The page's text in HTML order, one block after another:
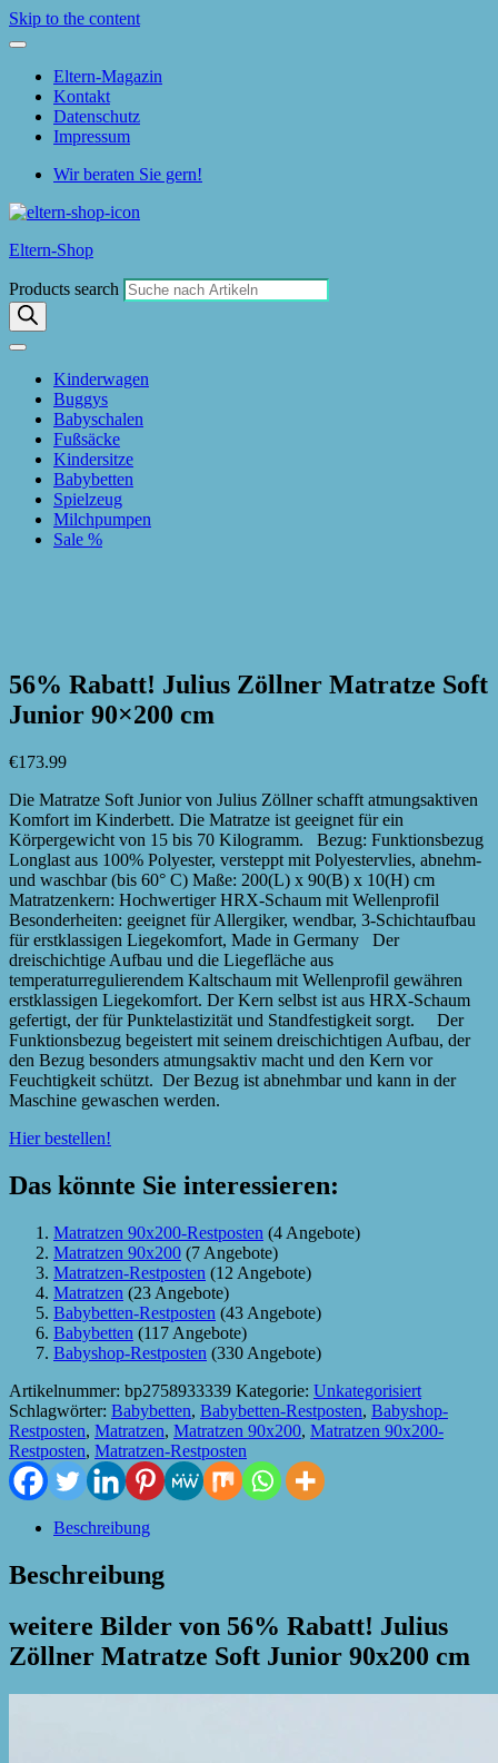
Skip to the content
Eltern-Magazin
Kontakt
Datenschutz
Impressum
Wir beraten Sie gern!
Eltern-Shop
Products search
Kinderwagen
Buggys
Babyschalen
Fußsäcke
Kindersitze
Babybetten
Spielzeug
Milchpumpen
Sale %
56% Rabatt! Julius Zöllner Matratze Soft
Junior 90×200 cm
€173.99
Die Matratze Soft Junior von Julius Zöllner schafft atmungsaktiven
Komfort im Kinderbett. Die Matratze ist geeignet für ein
Körpergewicht von 15 bis 70 Kilogramm. Bezug: Funktionsbezug
Longlast aus 100% Polyester, versteppt mit Polyestervlies, abnehm-
und waschbar (bis 60° C) Maße: 200(L) x 90(B) x 10(H) cm
Matratzenkern: Hochwertiger HRX-Schaum mit Wellenprofil
Besonderheiten: geeignet für Allergiker, wendbar, 3-Schichtaufbau
für erstklassigen Liegekomfort, Made in Germany Der
dreischichtige Aufbau und die Liegefläche aus
temperaturregulierendem Kaltschaum mit Wellenprofil gewähren
erstklassigen Liegekomfort. Der Kern selbst ist aus HRX-Schaum
gefertigt, der für Punktelastizität und Standfestigkeit sorgt. Der
Funktionsbezug begeistert mit seinem dreischichtigen Aufbau, der
den Bezug besonders atmungsaktiv macht und den Kern vor
Feuchtigkeit schützt. Der Bezug ist abnehmbar und kann in der
Maschine gewaschen werden.
Hier bestellen!
Das könnte Sie interessieren:
Matratzen 90x200-Restposten (4 Angebote)
Matratzen 90x200 (7 Angebote)
Matratzen-Restposten (12 Angebote)
Matratzen (23 Angebote)
Babybetten-Restposten (43 Angebote)
Babybetten (117 Angebote)
Babyshop-Restposten (330 Angebote)
Artikelnummer: bp2758933339 Kategorie: Unkategorisiert
Schlagwörter: Babybetten, Babybetten-Restposten, Babyshop-
Restposten, Matratzen, Matratzen 90x200, Matratzen 90x200-
Restposten, Matratzen-Restposten
Beschreibung
Beschreibung
weitere Bilder von 56% Rabatt! Julius
Zöllner Matratze Soft Junior 90x200 cm